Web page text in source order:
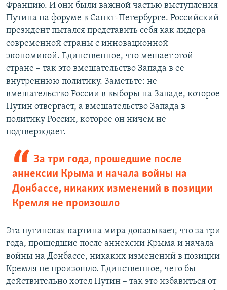
Францию. И они были важной частью выступления
Путина на форуме в Санкт-Петербурге. Российский
президент пытался представить себя как лидера
современной страны с инновационной
экономикой. Единственное, что мешает этой
стране – так это вмешательство Запада в ее
внутреннюю политику. Заметьте: не
вмешательство России в выборы на Западе, которое
Путин отвергает, а вмешательство Запада в
политику России, которое он ничем не
подтверждает.
За три года, прошедшие после
аннексии Крыма и начала войны на
Донбассе, никаких изменений в позиции
Кремля не произошло
Эта путинская картина мира доказывает, что за три
года, прошедшие после аннексии Крыма и начала
войны на Донбассе, никаких изменений в позиции
Кремля не произошло. Единственное, чего бы
действительно хотел Путин – так это избавиться от